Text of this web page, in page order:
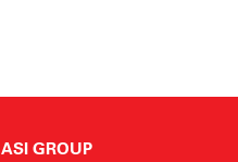
ASI GROUP